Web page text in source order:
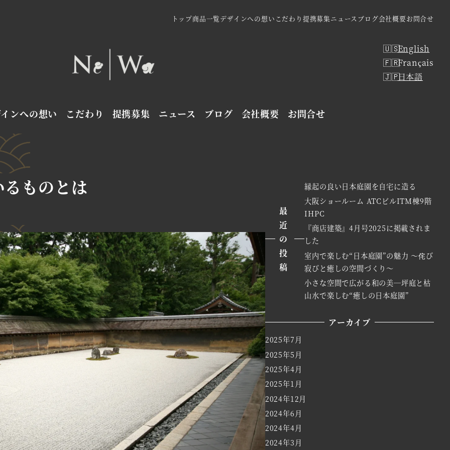
トップ商品一覧デザインへの想い こだわり 提携募集ニュース ブログ会社概要お問合せ
English
Français
日本語
ンへの想い こだわり 提携募集 ニュース ブログ 会社概要 お問合せ
ものとは
最
近
の
投
稿
縁起の良い日本庭園を自宅に造る
大阪ショールーム ATCビルITM棟9階
IHPC
『商店建築』4月号2025に掲載されま
した
室内で楽しむ“日本庭園”の魅力 ～侘び
寂びと癒しの空間づくり～
小さな空間で広がる和の美─坪庭と枯
山水で楽しむ“癒しの日本庭園”
アーカイブ
2025年7月
2025年5月
2025年4月
2025年1月
2024年12月
2024年6月
2024年4月
2024年3月